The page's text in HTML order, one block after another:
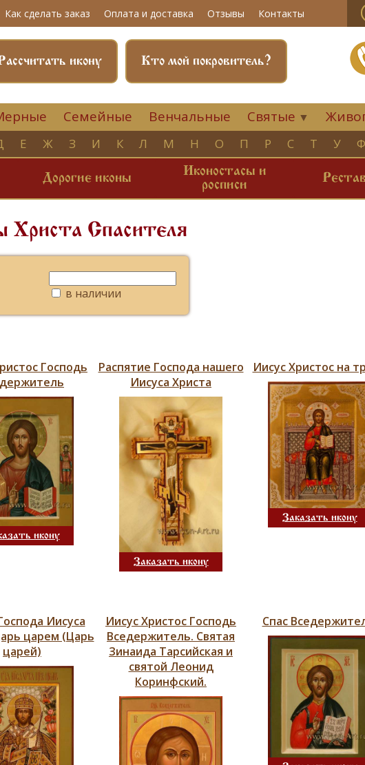
Как сделать заказ Оплата и доставка Отзывы Контакты
Кто мой покровитель?
икону
Семейные Венчальные Святые ▼
Е Ж З И К Л М Н О П Р С Т У Ф
Дорогие иконы
Иконостасы и
росписи
Христа Спасителя
в наличии
Господь
икону
Распятие Господа нашего
Иисуса Христа
Заказать икону
Иисус Христос на
Заказать икону
Иисуса
царем (Царь
царей)
Иисус Христос Господь
Вседержитель. Святая
Зинаида Тарсийская и
святой Леонид
Коринфский.
Спас